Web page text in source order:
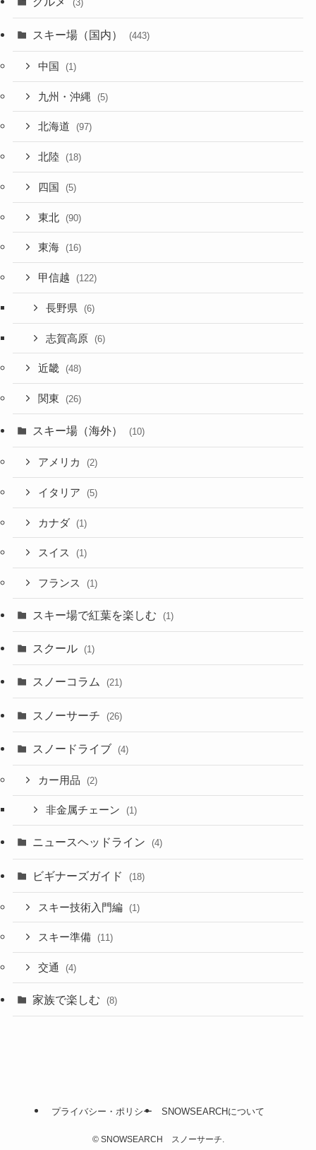
(3)
スキー場（国内） (443)
中国 (1)
九州・沖縄 (5)
北海道 (97)
北陸 (18)
四国 (5)
東北 (90)
東海 (16)
甲信越 (122)
長野県 (6)
志賀高原 (6)
近畿 (48)
関東 (26)
スキー場（海外） (10)
アメリカ (2)
イタリア (5)
カナダ (1)
スイス (1)
フランス (1)
スキー場で紅葉を楽しむ (1)
スクール (1)
スノーコラム (21)
スノーサーチ (26)
スノードライブ (4)
カー用品 (2)
非金属チェーン (1)
ニュースヘッドライン (4)
ビギナーズガイド (18)
スキー技術入門編 (1)
スキー準備 (11)
交通 (4)
家族で楽しむ (8)
プライバシー・ポリシー SNOWSEARCHについて
©SNOWSEARCH スノーサーチ.